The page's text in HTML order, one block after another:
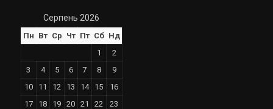
Серпень 2026
Пн Вт Ср Чт Пт Сб Нд
1
2
3
4 5 6 7 8
9
10
11 12 13 14 15
16
17
18 19 20 21 22
23